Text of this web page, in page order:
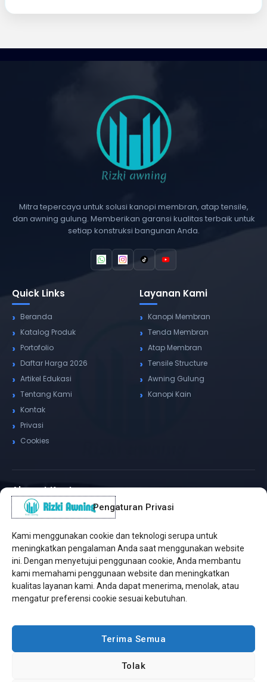
Pengaturan Privasi
Kami menggunakan cookie dan teknologi serupa untuk
meningkatkan pengalaman Anda saat menggunakan website
ini. Dengan menyetujui penggunaan cookie, Anda membantu
kami memahami penggunaan website dan meningkatkan
kualitas layanan kami. Anda dapat menerima, menolak, atau
mengatur preferensi cookie sesuai kebutuhan.
Terima Semua
Tolak
Mitra tepercaya untuk solusi kanopi membran, atap tensile,
dan awning gulung. Memberikan garansi kualitas terbaik untuk
setiap konstruksi bangunan Anda.
Quick Links
Beranda
Katalog Produk
Portofolio
Daftar Harga 2026
Artikel Edukasi
Tentang Kami
Kontak
Privasi
Cookies
Layanan Kami
Kanopi Membran
Tenda Membran
Atap Membran
Tensile Structure
Awning Gulung
Kanopi Kain
Alamat Kantor
✆ WhatsApp / Telepon
Pusat Sukabumi
Sukamanis, Kadudampit, Sukabumi
Cabang Jakarta
Kembangan, Jakarta Barat
Sektor A3, Tangerang Selatan